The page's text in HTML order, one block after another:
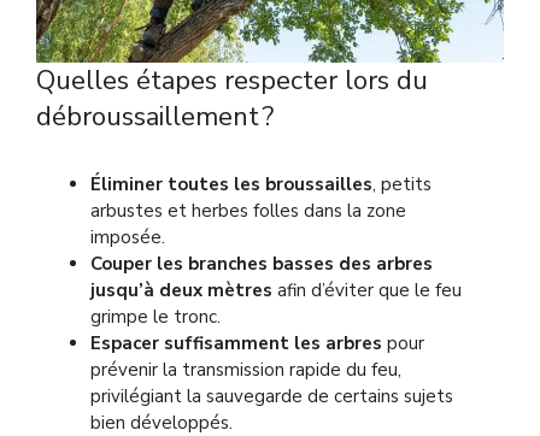
Quelles étapes respecter lors du
débroussaillement ?
Éliminer toutes les broussailles, petits
arbustes et herbes folles dans la zone
imposée.
Couper les branches basses des arbres
jusqu’à deux mètres afin d’éviter que le feu
grimpe le tronc.
Espacer suffisamment les arbres pour
prévenir la transmission rapide du feu,
privilégiant la sauvegarde de certains sujets
bien développés.